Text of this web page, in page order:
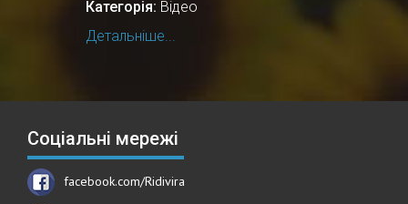
Категорія: Відео
Детальніше...
Соціальні мережі
facebook.com/Ridivira